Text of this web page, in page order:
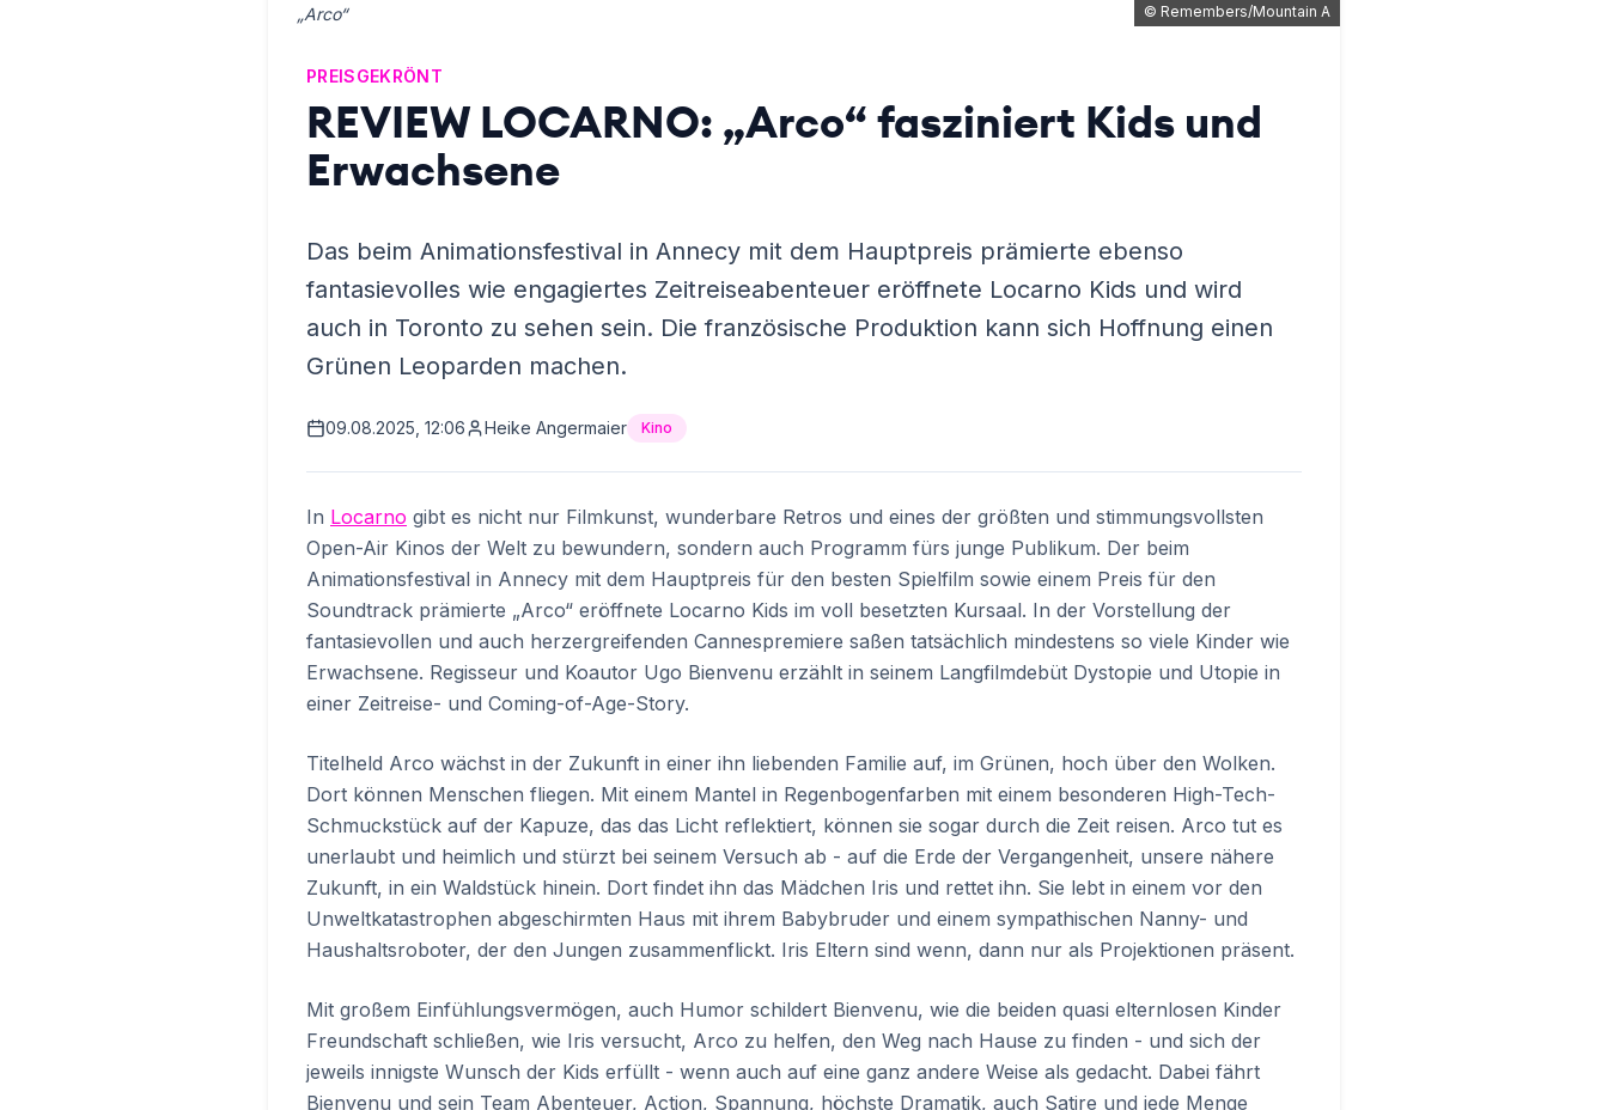
© Remembers/Mountain A
„Arco“
PREISGEKRÖNT
REVIEW LOCARNO: „Arco“ fasziniert Kids und
Erwachsene
Das beim Animationsfestival in Annecy mit dem Hauptpreis prämierte ebenso
fantasievolles wie engagiertes Zeitreiseabenteuer eröffnete Locarno Kids und wird
auch in Toronto zu sehen sein. Die französische Produktion kann sich Hoffnung einen
Grünen Leoparden machen.
09.08.2025, 12:06 Heike Angermaier Kino
In Locarno gibt es nicht nur Filmkunst, wunderbare Retros und eines der größten und stimmungsvollsten
Open-Air Kinos der Welt zu bewundern, sondern auch Programm fürs junge Publikum. Der beim
Animationsfestival in Annecy mit dem Hauptpreis für den besten Spielfilm sowie einem Preis für den
Soundtrack prämierte „Arco“ eröffnete Locarno Kids im voll besetzten Kursaal. In der Vorstellung der
fantasievollen und auch herzergreifenden Cannespremiere saßen tatsächlich mindestens so viele Kinder wie
Erwachsene. Regisseur und Koautor Ugo Bienvenu erzählt in seinem Langfilmdebüt Dystopie und Utopie in
einer Zeitreise- und Coming-of-Age-Story.
Titelheld Arco wächst in der Zukunft in einer ihn liebenden Familie auf, im Grünen, hoch über den Wolken.
Dort können Menschen fliegen. Mit einem Mantel in Regenbogenfarben mit einem besonderen High-Tech-
Schmuckstück auf der Kapuze, das das Licht reflektiert, können sie sogar durch die Zeit reisen. Arco tut es
unerlaubt und heimlich und stürzt bei seinem Versuch ab - auf die Erde der Vergangenheit, unsere nähere
Zukunft, in ein Waldstück hinein. Dort findet ihn das Mädchen Iris und rettet ihn. Sie lebt in einem vor den
Unweltkatastrophen abgeschirmten Haus mit ihrem Babybruder und einem sympathischen Nanny- und
Haushaltsroboter, der den Jungen zusammenflickt. Iris Eltern sind wenn, dann nur als Projektionen präsent.
Mit großem Einfühlungsvermögen, auch Humor schildert Bienvenu, wie die beiden quasi elternlosen Kinder
Freundschaft schließen, wie Iris versucht, Arco zu helfen, den Weg nach Hause zu finden - und sich der
jeweils innigste Wunsch der Kids erfüllt - wenn auch auf eine ganz andere Weise als gedacht. Dabei fährt
Bienvenu und sein Team Abenteuer, Action, Spannung, höchste Dramatik, auch Satire und jede Menge